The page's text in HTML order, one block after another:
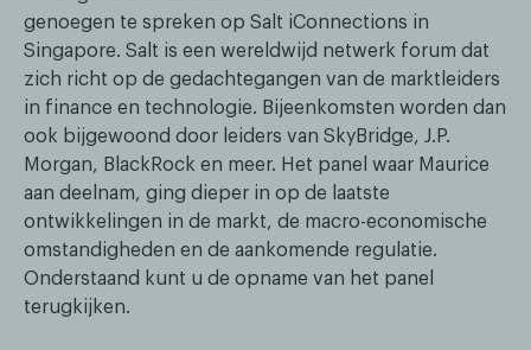
genoegen te spreken op Salt iConnections in
Singapore. Salt is een wereldwijd netwerk forum dat
zich richt op de gedachtegangen van de marktleiders
in finance en technologie. Bijeenkomsten worden dan
ook bijgewoond door leiders van SkyBridge, J.P.
Morgan, BlackRock en meer. Het panel waar Maurice
aan deelnam, ging dieper in op de laatste
ontwikkelingen in de markt, de macro-economische
omstandigheden en de aankomende regulatie.
Onderstaand kunt u de opname van het panel
terugkijken.